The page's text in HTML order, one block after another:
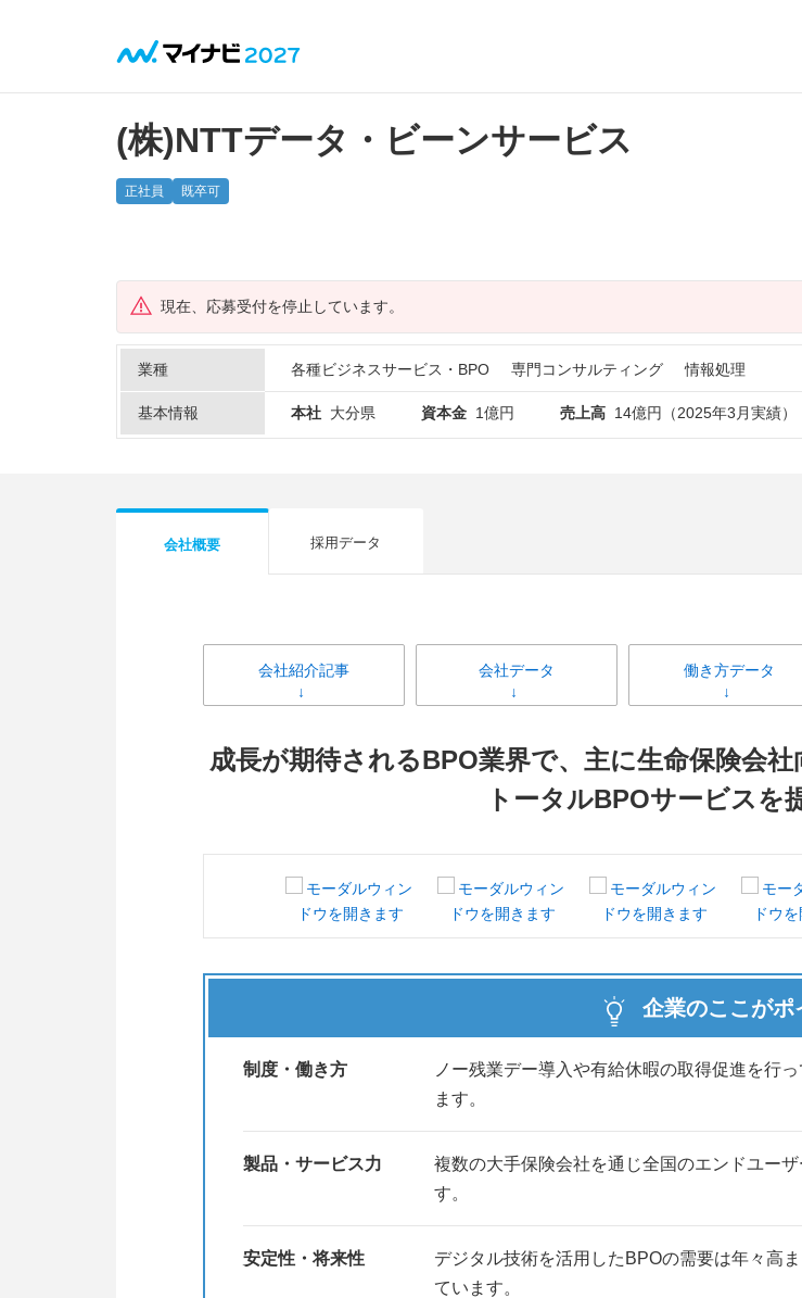
(株)NTTデータ・ビーンサービス
正社員 既卒可
現在、応募受付を停止しています。
業種 各種ビジネスサービス・BPO 専門コンサルティング 情報処理
基本情報 本社 大分県 資本金 1億円 売上高 14億円（2025年3月実績）
会社概要 採用データ
会社紹介記事 会社データ 働き方データ
成長が期待されるBPO業界で、主に生命保険会
トータルBPOサービスを
企業のここがポ
制度・働き方
ノー残業デー導入や有給休暇の取得促進を行
ます。
製品・サービス力
複数の大手保険会社を通じ全国のエンドユー
す。
安定性・将来性
デジタル技術を活用したBPOの需要は年々高
ています。